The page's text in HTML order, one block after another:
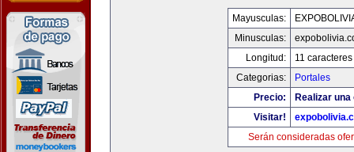
Mayusculas:
Minusculas:
Longitud:
11 caracteres
Categorias:
Portales
Precio:
Realizar
Visitar!
Serán consideradas